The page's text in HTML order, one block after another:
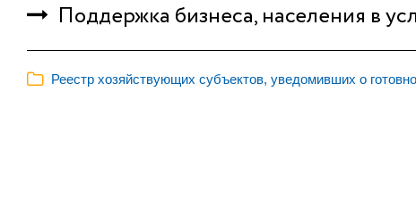
Поддержка бизнеса, населения в
Реестр хозяйствующих субъектов, уведомивших о